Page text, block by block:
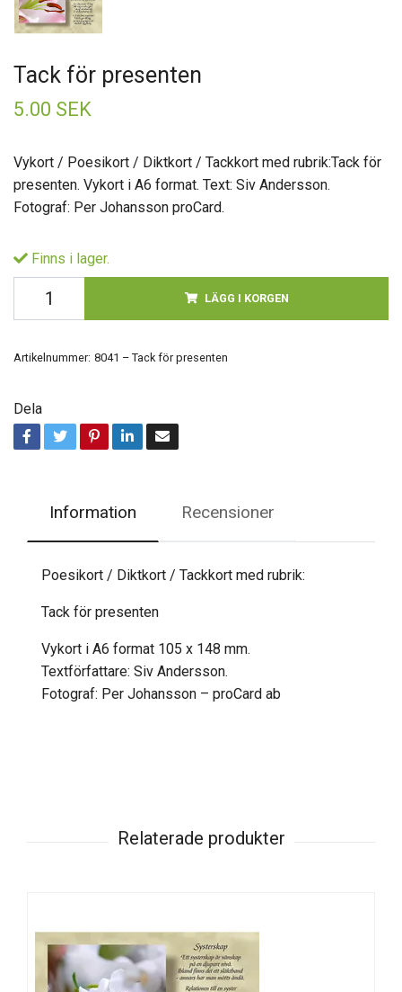
Tack för presenten
5.00 SEK
Vykort / Poesikort / Diktkort / Tackkort med rubrik:Tack för
presenten. Vykort i A6 format. Text: Siv Andersson.
Fotograf: Per Johansson proCard.
Finns i lager.
LÄGG I KORGEN
Artikelnummer: 8041 – Tack för presenten
Dela
Information Recensioner
Poesikort / Diktkort / Tackkort med rubrik:
Tack för presenten
Vykort i A6 format 105 x 148 mm.
Textförfattare: Siv Andersson.
Fotograf: Per Johansson – proCard ab